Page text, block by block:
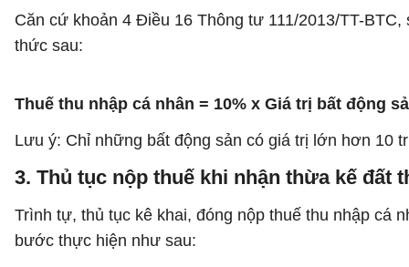
Căn cứ khoản 4 Điều 16 Thông tư 111/2013/TT-
thức sau:
Thuế thu nhập cá nhân = 10% x Giá trị bất động
Lưu ý: Chỉ những bất động sản có giá trị lớn hơn 10
3. Thủ tục nộp thuế khi nhận thừa kế đất
Trình tự, thủ tục kê khai, đóng nộp thuế thu nhập cá
bước thực hiện như sau: